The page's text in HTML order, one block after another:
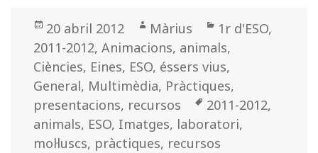
e
b
o
o
k
it
te
r
m
p
a
rt
ei
x
Posted
on
20 abril 2012 Author
Màrius Categories
1r d'ESO,
2011-2012,Animacions, animals,
Ciències, Eines, ESO, éssers vius,
General, Multimèdia, Pràctiques,
presentacions, recursos Tags
2011-2012,
animals, ESO, Imatges, laboratori,
mol·luscs, pràctiques, recursos